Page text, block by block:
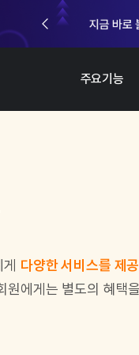
주요기능
다양한 서비스를 제공
원에게는 별도의 혜택